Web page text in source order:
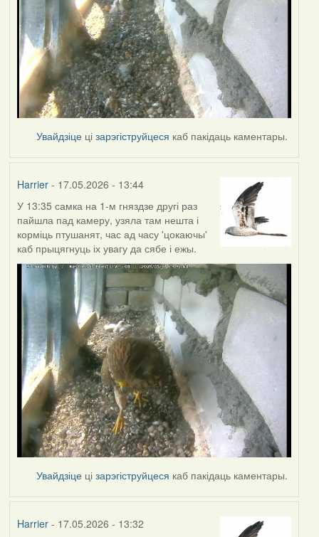
Увайдзіце цізарэгіструйцеся каб пакідаць каментары.
Harrier- 17.05.2026 - 13:44
У 13:35 самка на 1-м гняздзе другі раз
пайшла пад камеру, узяла там нешта і
корміць птушанят, час ад часу 'цокаючы'
каб прыцягнуць іх увагу да сябе і ежы.
Увайдзіце цізарэгіструйцеся каб пакідаць каментары.
Harrier- 17.05.2026 - 13:32